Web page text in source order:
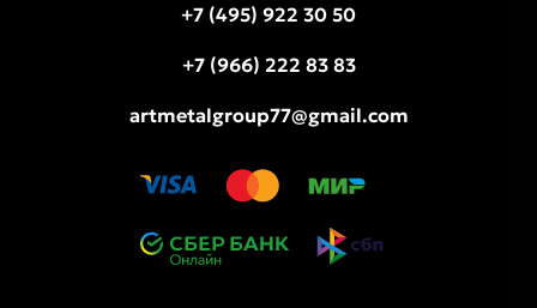
+7 (495) 922 30 50
+7 (966) 222 83 83
artmetalgroup77@gmail.com